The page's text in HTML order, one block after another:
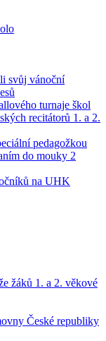
svůj vánoční
turnaje škol
recitátorů 1. a 2.
pedagožkou
do mouky 2
na UHK
žáků 1. a 2. věkové
České republiky